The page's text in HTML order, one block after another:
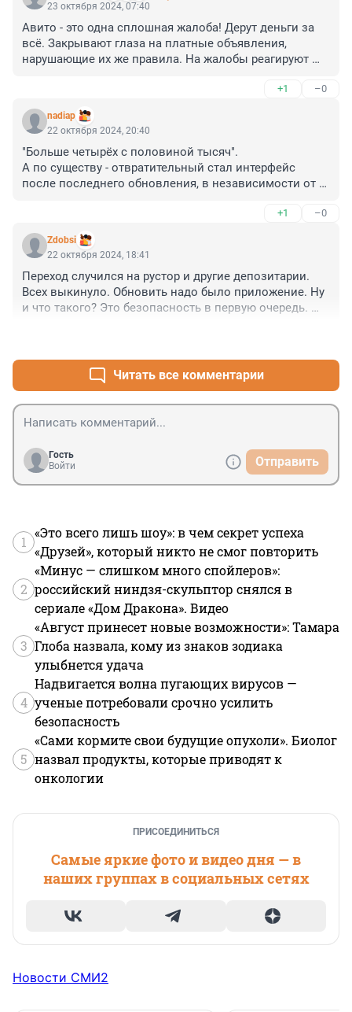
23 октября 2024, 07:40
Авито - это одна сплошная жалоба! Дерут деньги за
всё. Закрывают глаза на платные объявления,
нарушающие их же правила. На жалобы реагируют
неудобств. Постоянные сбои. Позакрывали контакты
и местонахождение продавцов. Всё ради денег. И
после этого они ещё смеют называть себя сайтом
бесплатных объявлений.
+1 –0
nadiap
22 октября 2024, 20:40
"Больше четырёх с половиной тысяч".
А по существу - отвратительный стал интерфейс
после последнего обновления, в независимости от
+1 –0
Zdobsi
22 октября 2024, 18:41
Переход случился на рустор и другие депозитарии.
Всех выкинуло. Обновить надо было приложение. Ну
и что такого? Это безопасность в первую очередь.
Читать все комментарии
Гость
Войти
Отправить
1
«Это всего лишь шоу»: в чем секрет успеха
«Друзей», который никто не смог повторить
2
«Минус — слишком много спойлеров»:
российский ниндзя-скульптор снялся в
сериале «Дом Дракона». Видео
3
«Август принесет новые возможности»: Тамара
Глоба назвала, кому из знаков зодиака
улыбнется удача
4
Надвигается волна пугающих вирусов —
ученые потребовали срочно усилить
безопасность
5
«Сами кормите свои будущие опухоли». Биолог
назвал продукты, которые приводят к
онкологии
ПРИСОЕДИНИТЬСЯ
Самые яркие фото и видео дня — в
наших группах в социальных сетях
Новости СМИ2